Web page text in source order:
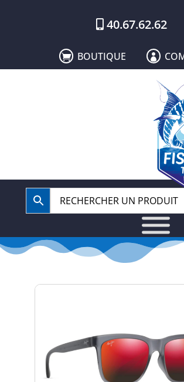
40.67.62.62
 BOUTIQUE 